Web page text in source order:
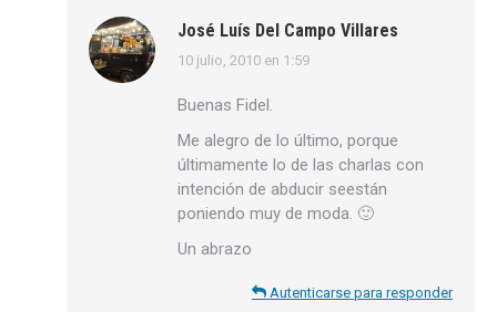
José Luís Del Campo Villares
dice:
10 julio, 2010 en 1:59
Buenas Fidel.
Me alegro de lo último, porque
últimamente lo de las charlas con
intención de abducir seestán
poniendo muy de moda. 🙂
Un abrazo
Autenticarse para responder